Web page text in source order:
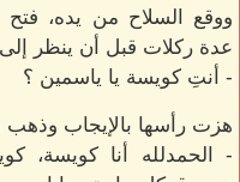
ووقع السلاح من يده،
عدة ركلات قبل أن ينظر
- أنتِ كويسة يا ياسمين ؟
هزت رأسها بالإيجاب
- الحمدلله أنا كويسة،